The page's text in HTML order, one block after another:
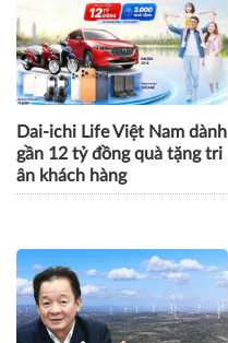
Dai-ichi Life Việt Nam dành
gần 12 tỷ đồng quà tặng tri
ân khách hàng